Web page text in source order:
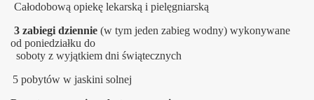
Całodobową opiekę lekarską i pielęgniarską
3 zabiegi dziennie (w tym jeden zabieg wodny) wykonywane
od poniedziałku do
soboty z wyjątkiem dni świątecznych
5 pobytów w jaskini solnej